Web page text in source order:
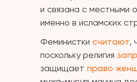
и связана с местными
именно в исламских
Феминистки считают,
поскольку религия
защищает право